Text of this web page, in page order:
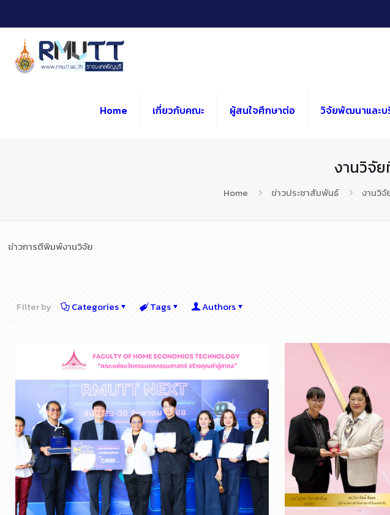
to
Content
Home เกี่ยวกับคณะ ผู้สนใจศึกษาต่อ วิจัยพัฒนาและบ
งานวิจั
Home ข่าวประชาสัมพันธ์ งานวิ
ข่าวการตีพิมพ์งานวิจัย
Filter by Categories Tags Authors